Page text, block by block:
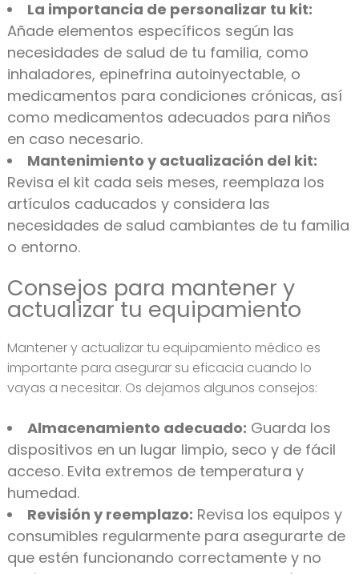
La importancia de personalizar tu kit:
Añade elementos específicos según las
necesidades de salud de tu familia, como
inhaladores, epinefrina autoinyectable, o
medicamentos para condiciones crónicas, así
como medicamentos adecuados para niños
en caso necesario.
Mantenimiento y actualización del kit:
Revisa el kit cada seis meses, reemplaza los
artículos caducados y considera las
necesidades de salud cambiantes de tu familia
o entorno.
Consejos para mantener y
actualizar tu equipamiento
Mantener y actualizar tu equipamiento médico es
importante para asegurar su eficacia cuando lo
vayas a necesitar. Os dejamos algunos consejos:
Almacenamiento adecuado: Guarda los
dispositivos en un lugar limpio, seco y de fácil
acceso. Evita extremos de temperatura y
humedad.
Revisión y reemplazo: Revisa los equipos y
consumibles regularmente para asegurarte de
que estén funcionando correctamente y no